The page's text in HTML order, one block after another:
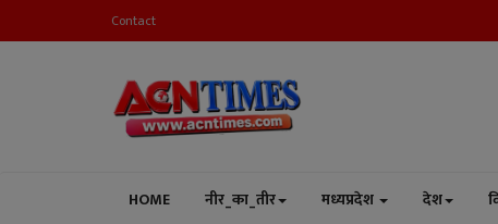
Contact
HOME नीर_का_तीर मध्यप्रदेश देश